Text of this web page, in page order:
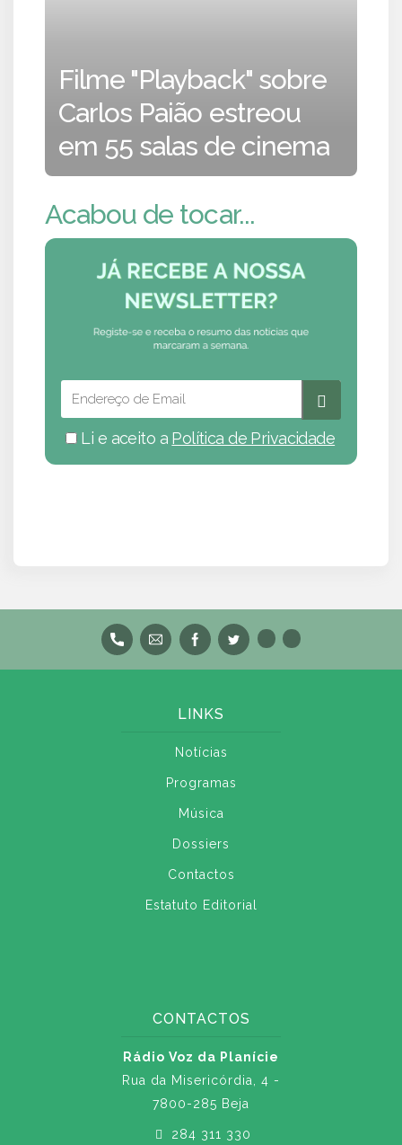
Filme "Playback" sobre
Carlos Paião estreou
em 55 salas de cinema
Acabou de tocar...
Li e aceito a Política de Privacidade
LINKS
Notícias
Programas
Música
Dossiers
Contactos
Estatuto Editorial
CONTACTOS
Rádio Voz da Planície
Rua da Misericórdia, 4 -
7800-285 Beja
284 311 330